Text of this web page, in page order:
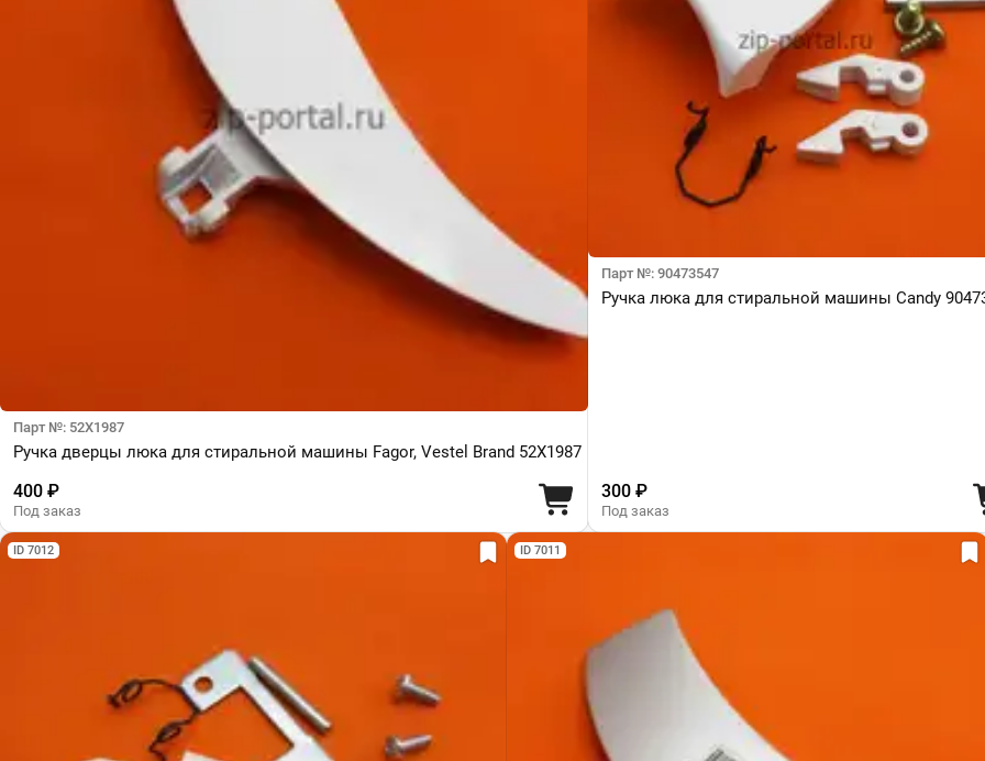
Парт №: 52X1987
Ручка дверцы люка для стиральной машины Fagor, Vestel Brand 52X1987
400 ₽
Под заказ
Парт №: 90473547
Ручка люка для стиральной машины Candy
300 ₽
Под заказ
ID 7012 ID 7011